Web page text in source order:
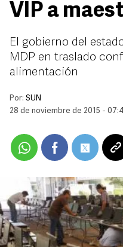
VIP a
El gobierno del
MDP en traslado
alimentación
Por: SUN
28 de noviembre de 2015 -